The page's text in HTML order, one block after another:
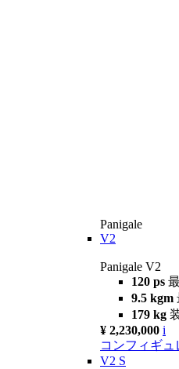
Panigale
V2
Panigale V2
120 ps
9.5 kgm
179 kg
¥ 2,230,000 i
コンフィギュ
V2 S